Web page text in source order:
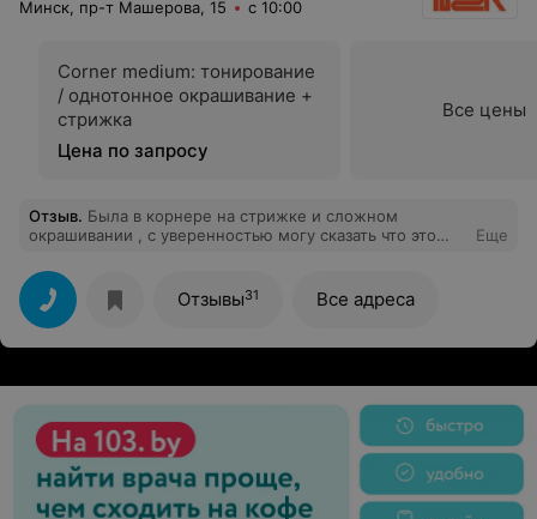
головы! И это еще не все, после того как я высушила
небольшие есть, картина плачевная, только в пучке
более менее вид какой-то. Плюсы- это приятный
персонал, местоположение и цены более менее
приемлемые.
Минск, пр-т Машерова, 15 с 10:00
Corner medium: тонирование
/ однотонное окрашивание +
стрижка
Цена по запросу
Все цены
Отзыв. Была в корнере на стрижке и сложном
окрашивании , с уверенностью могу сказать что это
цвет в жизни
Еще
Отзывы31 Все адреса